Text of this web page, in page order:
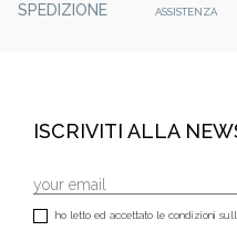
SPEDIZIONE ASSISTENZA
ISCRIVITI ALLA
ho letto ed accettato le condizioni